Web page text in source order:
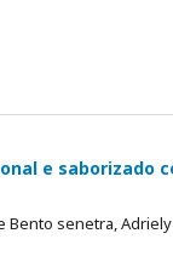
e saborizado
Bento senetra, Adriely